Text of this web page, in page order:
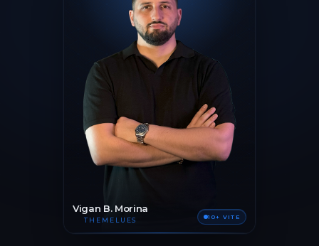
Vigan B. Morina
THEMELUES 10+ VITE